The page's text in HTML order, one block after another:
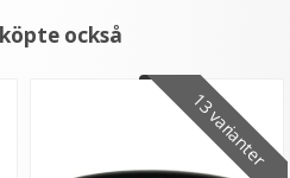
också
13 varianter